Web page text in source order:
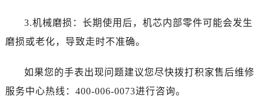
3.机械磨损：长期使用后，机芯内部零件可能会发生
磨损或老化，导致走时不准确。
如果您的手表出现问题建议您尽快拨打积家售后维修
服务中心热线：400-006-0073进行咨询。